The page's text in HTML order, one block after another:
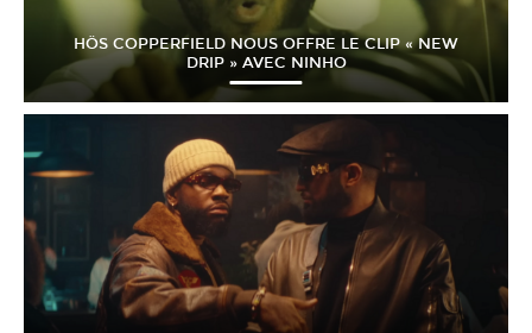
HÖS COPPERFIELD NOUS OFFRE LE CLIP « NEW
DRIP » AVEC NINHO